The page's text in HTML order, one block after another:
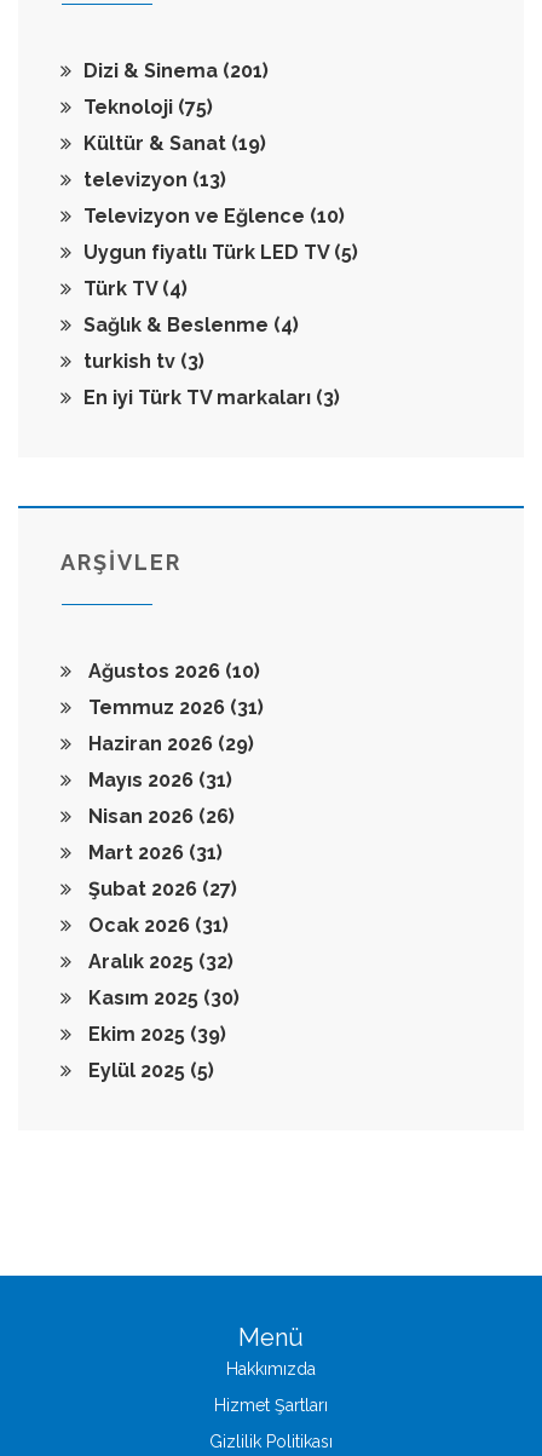
Dizi & Sinema (201)
Teknoloji (75)
Kültür & Sanat (19)
televizyon (13)
Televizyon ve Eğlence (10)
Uygun fiyatlı Türk LED TV (5)
Türk TV (4)
Sağlık & Beslenme (4)
turkish tv (3)
En iyi Türk TV markaları (3)
ARŞİVLER
Ağustos 2026 (10)
Temmuz 2026 (31)
Haziran 2026 (29)
Mayıs 2026 (31)
Nisan 2026 (26)
Mart 2026 (31)
Şubat 2026 (27)
Ocak 2026 (31)
Aralık 2025 (32)
Kasım 2025 (30)
Ekim 2025 (39)
Eylül 2025 (5)
Menü
Hakkımızda
Hizmet Şartları
Gizlilik Politikası